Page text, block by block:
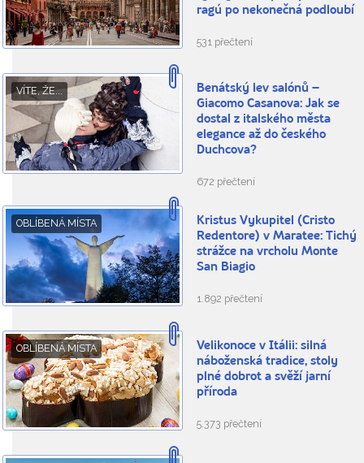
ragú po nekonečná podloubí
531 přečtení
VÍTE, ŽE...
Benátský lev salónů –
Giacomo Casanova: Jak se
dostal z italského města
elegance až do českého
Duchcova?
672 přečtení
OBLÍBENÁ MÍSTA
Kristus Vykupitel (Cristo
Redentore) v Maratee: Tichý
strážce na vrcholu Monte
San Biagio
1.892 přečtení
OBLÍBENÁ MÍSTA
Velikonoce v Itálii: silná
náboženská tradice, stoly
plné dobrot a svěží jarní
příroda
5.373 přečtení